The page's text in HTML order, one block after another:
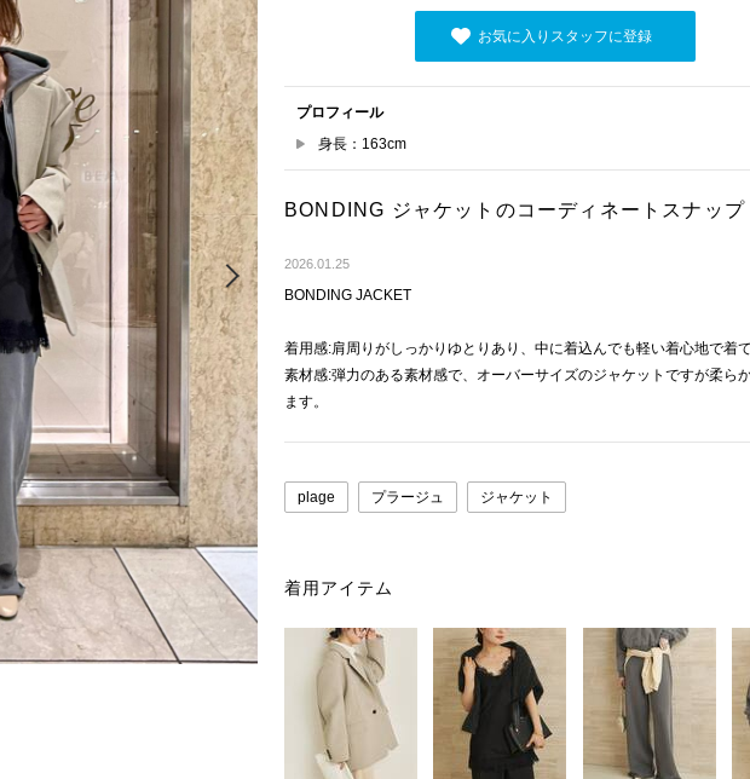
Next
お気に入りスタッフに登録
プロフィール
身長：163cm
BONDING ジャケットのコーディネートスナップ
2026.01.25
BONDING JACKET
着用感:肩周りがしっかりゆとりあり、中に着込んでも軽い着心地で着
素材感:弾力のある素材感で、オーバーサイズのジャケットですが柔ら
ます。
plage プラージュ ジャケット
着用アイテム